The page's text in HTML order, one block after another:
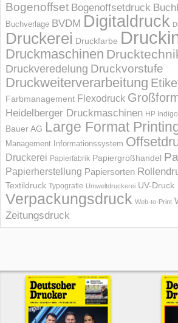
Bogenoffset Bogenoffsetdruck
Buchverlage BVDM Digitaldruck
Druckerei Druckfarbe
Druckmaschinen
Druckveredelung Druckvorstufe
Druckweiterverarbeitung
Farbmanagement Flexodruck
Heidelberger Druckmaschinen HP Indigo
Bauer AG Large Format
Management Informations­system
Druckerei Papierfabrik Papiergroßhandel
Papierherstellung Papiersorten
Textildruck Typografie Umweltdruckerei UV-Druck
Verpackungsdruck Web-to-Print
Zeitungsdruck